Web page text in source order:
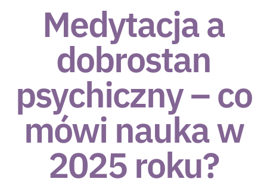
Medytacja a
dobrostan
psychiczny – co
mówi nauka w
2025 roku?